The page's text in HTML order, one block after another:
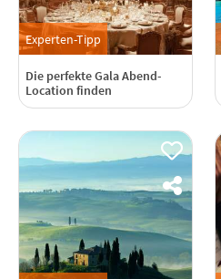
Experten-Tipp
Die perfekte Gala Abend-
Location finden